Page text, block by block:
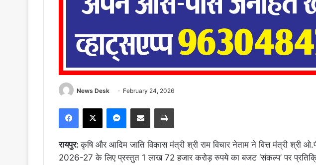
News Desk February 24, 2026
Facebook
X Messenger
Share via Email Print
रायपुर:कृषि और आदिम जाति विकास मंत्री श्री राम विचार नेताम ने वित्त मंत्री श्री ओ.पी.
2026-27 के लिए प्रस्तुत 1 लाख 72 हजार करोड़ रुपये का बजट ‘संकल्प’ पर